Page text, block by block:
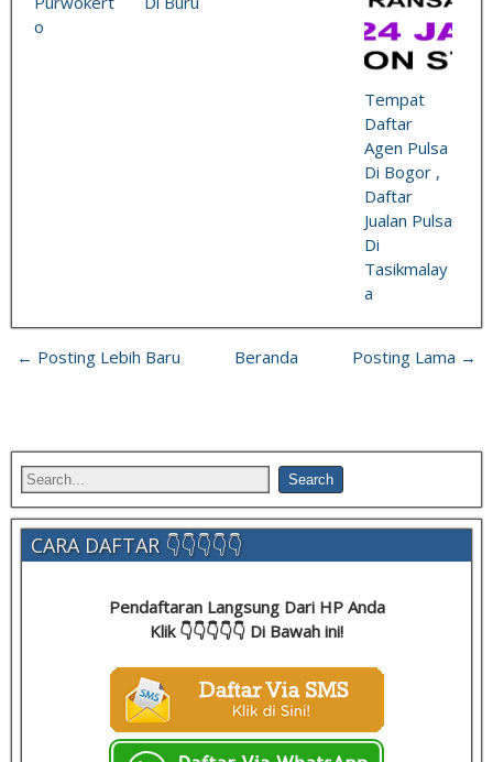
o
Tempat
Daftar
Agen Pulsa
Di Bogor ,
Daftar
Jualan Pulsa
Di
Tasikmalay
a
← Posting Lebih Baru Posting Lama →
Beranda
CARA DAFTAR 👇👇👇👇👇
Pendaftaran Langsung Dari HP Anda
Klik 👇👇👇👇👇 Di Bawah ini!